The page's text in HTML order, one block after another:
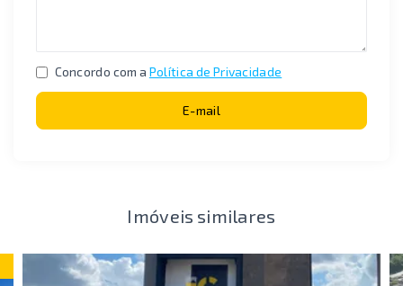
Concordo com a Política de Privacidade
E-mail
Imóveis similares